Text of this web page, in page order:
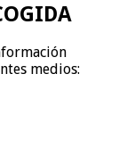
medios: